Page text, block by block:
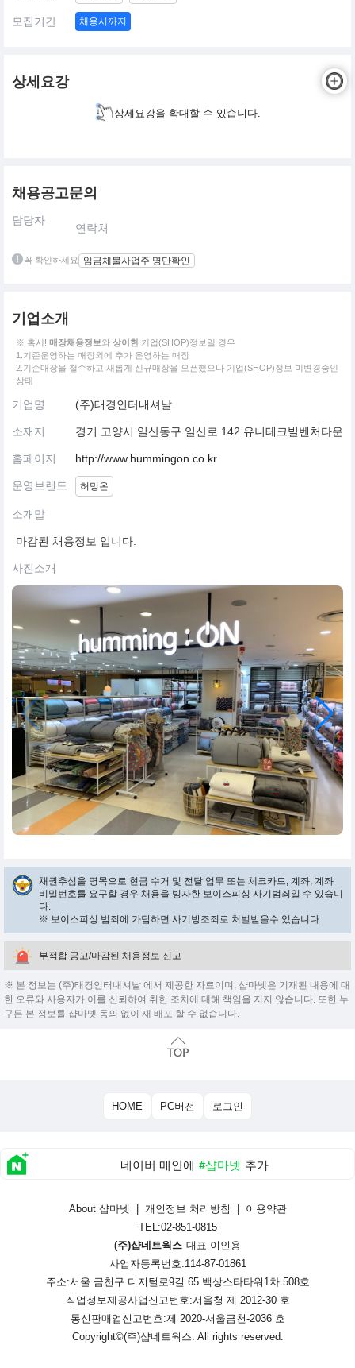
모집기간 채용시까지
상세요강
상세요강을 확대할 수 있습니다.
채용공고문의
담당자
연락처
꼭 확인하세요 임금체불사업주 명단확인
기업소개
※ 혹시! 매장채용정보와 상이한 기업(SHOP)정보일 경우
1.기존운영하는 매장외에 추가 운영하는 매장
2.기존매장을 철수하고 새롭게 신규매장을 오픈했으나 기업(SHOP)정보 미변경중인
상태
기업명 (주)태경인터내셔날
소재지 경기 고양시 일산동구 일산로 142 유니테크빌벤처타운
홈페이지 http://www.hummingon.co.kr
운영브랜드 허밍온
소개말
마감된 채용정보 입니다.
사진소개
채권추심을 명목으로 현금 수거 및 전달 업무 또는 체크카드, 계좌, 계좌
비밀번호를 요구할 경우 채용을 빙자한 보이스피싱 사기범죄일 수 있습니
다.
※ 보이스피싱 범죄에 가담하면 사기방조죄로 처벌받을수 있습니다.
부적합 공고/마감된 채용정보 신고
※ 본 정보는 (주)태경인터내셔날 에서 제공한 자료이며, 샵마넷은 기재된 내용에 대
한 오류와 사용자가 이를 신뢰하여 취한 조치에 대해 책임을 지지 않습니다. 또한 누
구든 본 정보를 샵마넷 동의 없이 재 배포 할 수 없습니다.
HOME PC버전 로그인
네이버 메인에 #샵마넷 추가
About 샵마넷 개인정보 처리방침
이용약관
TEL:02-851-0815
(주)샵네트웍스 대표 이인용
사업자등록번호:114-87-01861
주소:서울 금천구 디지털로9길 65 백상스타타워1차 508호
직업정보제공사업신고번호:서울청 제 2012-30 호
통신판매업신고번호:제 2020-서울금천-2036 호
Copyright©(주)샵네트웍스. All rights reserved.